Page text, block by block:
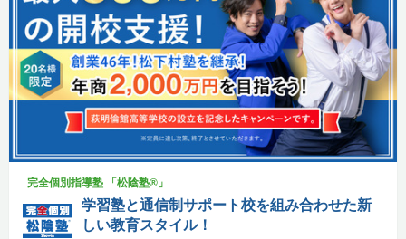
完全個別指導塾 「松陰塾®」
学習塾と通信制サポート校を組み合わせた新
しい教育スタイル！